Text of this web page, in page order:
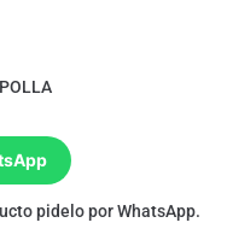
pidelo por WhatsApp.